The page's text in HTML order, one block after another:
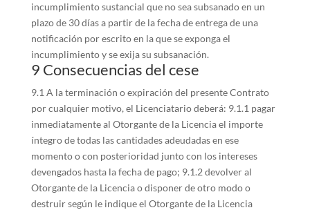
incumplimiento sustancial que no sea subsanado en un
plazo de 30 días a partir de la fecha de entrega de una
notificación por escrito en la que se exponga el
incumplimiento y se exija su subsanación.
9 Consecuencias del cese
9.1 A la terminación o expiración del presente Contrato
por cualquier motivo, el Licenciatario deberá: 9.1.1 pagar
inmediatamente al Otorgante de la Licencia el importe
íntegro de todas las cantidades adeudadas en ese
momento o con posterioridad junto con los intereses
devengados hasta la fecha de pago; 9.1.2 devolver al
Otorgante de la Licencia o disponer de otro modo o
destruir según le indique el Otorgante de la Licencia